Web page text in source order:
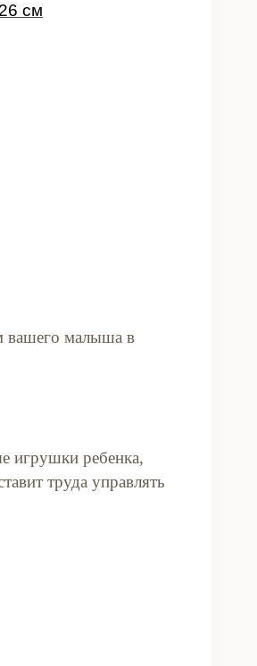
см
вашего малыша в
игрушки ребенка,
труда управлять